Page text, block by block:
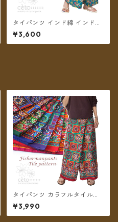
タイパンツ インド綿 インド更
紗 no.9 花柄プリントいろいろ
4タイプ全8カラー ロング丈
【メール便送料無料】
¥3,600
タイパンツ カラフルタイル調
柄 7カラー リゾパン ロング丈
【メール便送料無料】
¥3,990